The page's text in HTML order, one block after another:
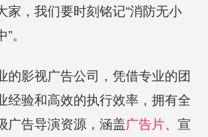
家，我们要时刻铭记“消防无小
。
的影视广告公司，凭借专业的团
经验和高效的执行效率，拥有全
广告导演资源，涵盖广告片、宣